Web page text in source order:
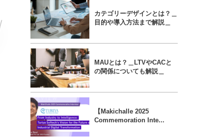
カテゴリーデザインとは？＿
目的や導入方法まで解説＿
MAUとは？＿LTVやCACと
の関係についても解説＿
【Makichalle 2025
Commemoration Inte...